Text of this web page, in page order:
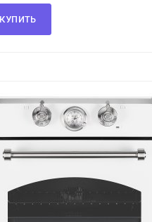
КУПИТЬ